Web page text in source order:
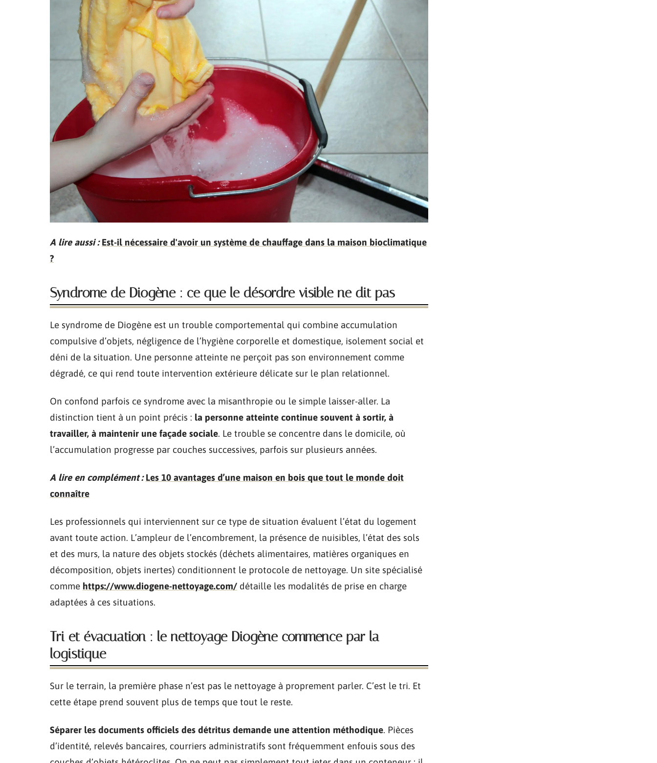
A lire aussi : Est-il nécessaire d'avoir un système de chauffage dans la maison bioclimatique
?
Syndrome de Diogène : ce que le désordre visible ne dit pas
Le syndrome de Diogène est un trouble comportemental qui combine accumulation
compulsive d’objets, négligence de l’hygiène corporelle et domestique, isolement social et
déni de la situation. Une personne atteinte ne perçoit pas son environnement comme
dégradé, ce qui rend toute intervention extérieure délicate sur le plan relationnel.
On confond parfois ce syndrome avec la misanthropie ou le simple laisser-aller. La
distinction tient à un point précis : la personne atteinte continue souvent à sortir, à
travailler, à maintenir une façade sociale. Le trouble se concentre dans le domicile, où
l’accumulation progresse par couches successives, parfois sur plusieurs années.
A lire en complément : Les 10 avantages d’une maison en bois que tout le monde doit
connaître
Les professionnels qui interviennent sur ce type de situation évaluent l’état du logement
avant toute action. L’ampleur de l’encombrement, la présence de nuisibles, l’état des sols
et des murs, la nature des objets stockés (déchets alimentaires, matières organiques en
décomposition, objets inertes) conditionnent le protocole de nettoyage. Un site spécialisé
comme https://www.diogene-nettoyage.com/ détaille les modalités de prise en charge
adaptées à ces situations.
Tri et évacuation : le nettoyage Diogène commence par la
logistique
Sur le terrain, la première phase n’est pas le nettoyage à proprement parler. C’est le tri. Et
cette étape prend souvent plus de temps que tout le reste.
Séparer les documents officiels des détritus demande une attention méthodique. Pièces
d’identité, relevés bancaires, courriers administratifs sont fréquemment enfouis sous des